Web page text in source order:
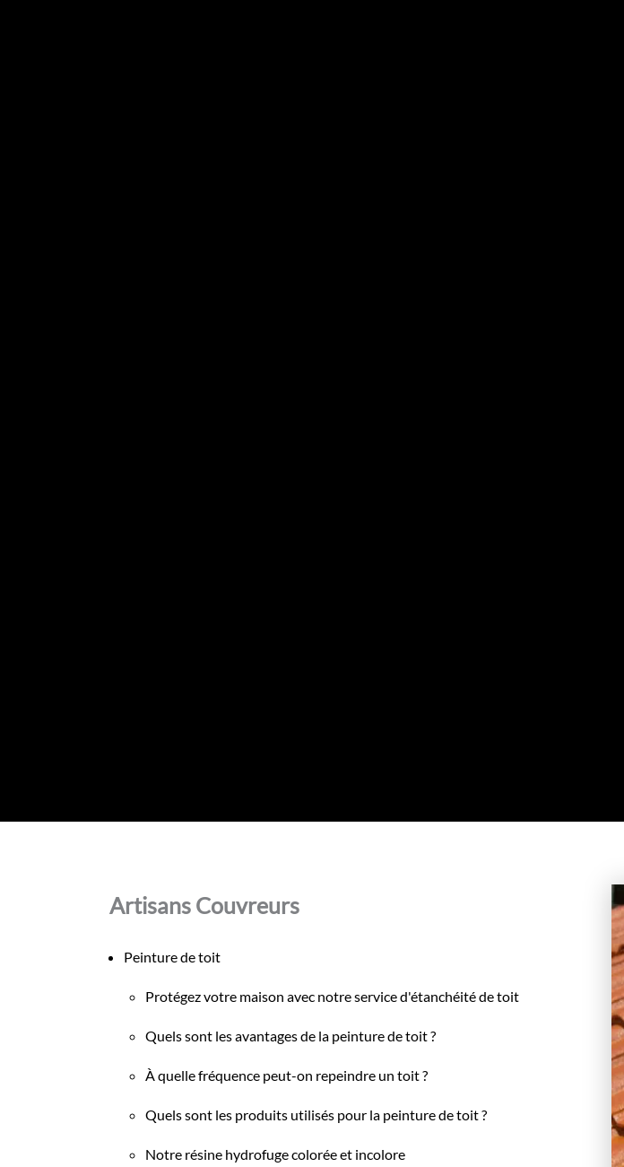
Artisans Couvreurs
Peinture de toit
Protégez votre maison avec notre service d'étanchéité de toit
Quels sont les avantages de la peinture de toit ?
À quelle fréquence peut-on repeindre un toit ?
Quels sont les produits utilisés pour la peinture de toit ?
Notre résine hydrofuge colorée et incolore